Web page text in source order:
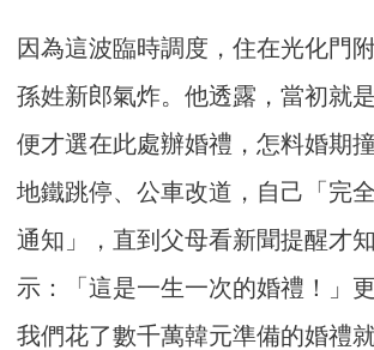
因為這波臨時調度，住在光化門
孫姓新郎氣炸。他透露，當初就
便才選在此處辦婚禮，怎料婚期
地鐵跳停、公車改道，自己「完
通知」，直到父母看新聞提醒才
示：「這是一生一次的婚禮！」
我們花了數千萬韓元準備的婚禮